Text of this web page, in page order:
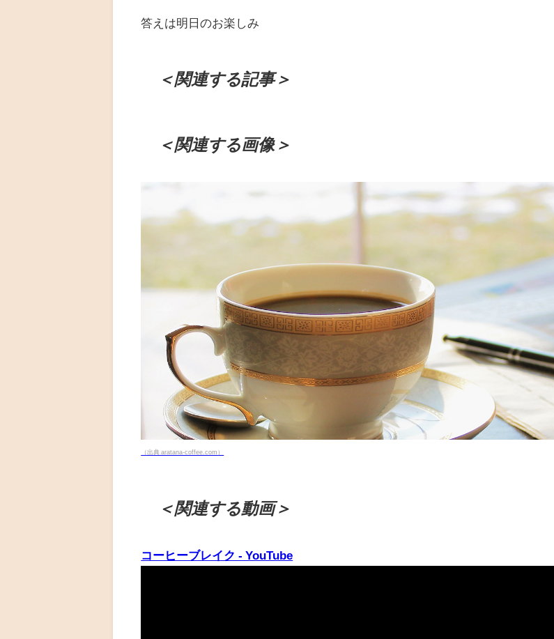
答えは明日のお楽しみ
＜関連する記事＞
＜関連する画像＞
（出典 aratana-coffee.com）
＜関連する動画＞
コーヒーブレイク - YouTube